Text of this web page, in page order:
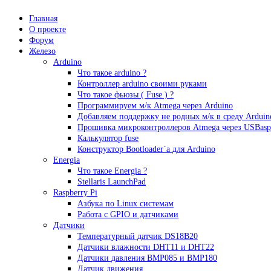
Главная
О проекте
Форум
Железо
Arduino
Что такое аrduino ?
Контроллер arduino своими руками
Что такое фьюзы ( Fuse ) ?
Программируем м/к Atmega через Arduino
Добавляем поддержку не родных м/к в среду
Прошивка микроконтроллеров Atmega через USBasp
Калькулятор fuse
Конструктор Bootloader`а для Arduino
Energia
Что такое Energia ?
Stellaris LaunchPad
Raspberry Pi
Азбука по Linux системам
Работа с GPIO и датчиками
Датчики
Температурный датчик DS18B20
Датчики влажности DHT11 и DHT22
Датчики давления BMP085 и BMP180
Датчик движения